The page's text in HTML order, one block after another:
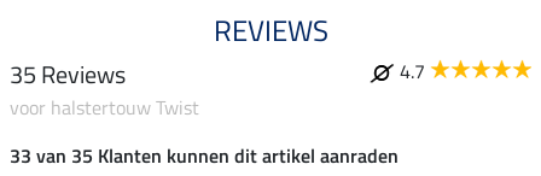
REVIEWS
35 Reviews
4.7
voor halstertouw Twist
33 van 35 Klanten kunnen dit artikel aanraden